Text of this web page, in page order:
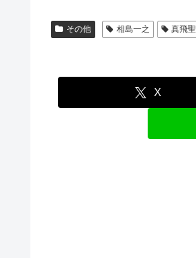
その他 相島一之 真飛聖
X